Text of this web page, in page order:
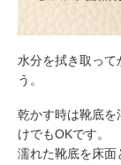
水分を拭き取って
う。
乾かす時は靴底を
けでもOKです。
濡れた靴底を床面